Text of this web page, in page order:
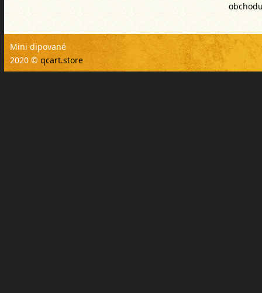
Mini dipované
2020 © qcart.store